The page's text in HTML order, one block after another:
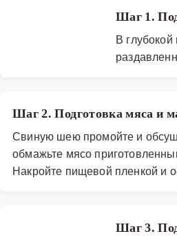
Шаг 1.
В
Шаг 2. Подготовка мяса и
Свиную шею промойте и
обмажьте мясо
Накройте пищевой пленкой и
Шаг 3.